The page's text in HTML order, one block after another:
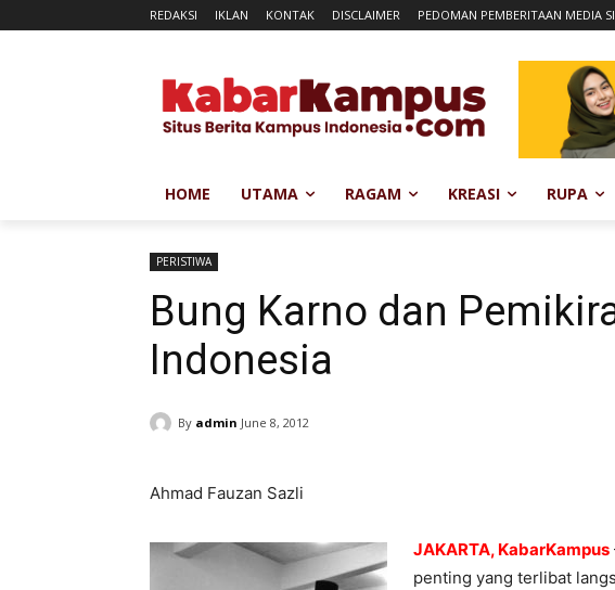
REDAKSI IKLAN KONTAK DISCLAIMER PEDOMAN PEMBERITAAN MEDIA
HOME UTAMA RAGAM KREASI RUPA
PERISTIWA
Bung Karno dan
Indonesia
By admin June 8, 2012
Ahmad Fauzan Sazli
JAKARTA, KabarKampus
penting yang terlibat